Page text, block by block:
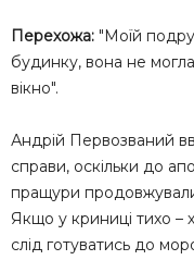
Перехожа: "Моїй
будинку, вона не
вікно".
Андрій Первозваний
справи, оскільки до
пращури
Якщо у криниці тихо
слід готуватись до